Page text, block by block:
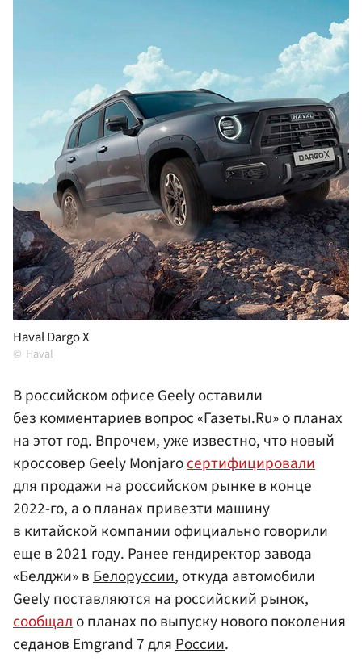
Haval Dargo X
Haval
В российском офисе Geely оставили
без комментариев вопрос «Газеты.Ru» о планах
на этот год. Впрочем, уже известно, что новый
кроссовер Geely Monjaroсертифицировали
для продажи на российском рынке в конце
2022-го, а о планах привезти машину
в китайской компании официально говорили
еще в 2021 году. Ранее гендиректор завода
«Белджи» вБелоруссии, откуда автомобили
Geely поставляются на российский рынок,
сообщало планах по выпуску нового поколения
седанов Emgrand 7 дляРоссии.